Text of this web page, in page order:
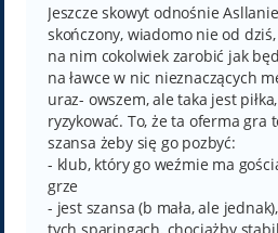
Jeszcze skowyt odnośnie
skończony, wiadomo nie od
na nim cokolwiek zarobić jak
na ławce w nic nieznaczących
uraz- owszem, ale taka jest
ryzykować. To, że ta oferma gra
szansa żeby się go pozbyć:
- klub, który go weźmie ma
grze
- jest szansa (b mała, ale
tych sparingach, chociażby